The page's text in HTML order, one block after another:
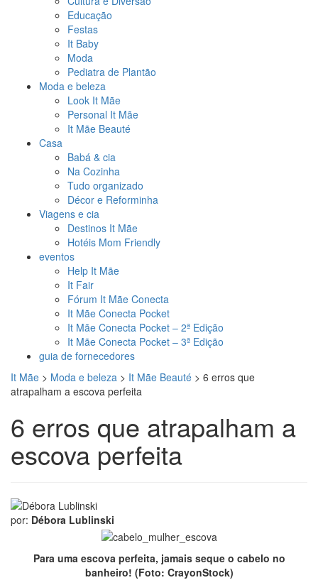
Educação
Festas
It Baby
Moda
Pediatra de Plantão
Moda e beleza
Look It Mãe
Personal It Mãe
It Mãe Beauté
Casa
Babá & cia
Na Cozinha
Tudo organizado
Décor e Reforminha
Viagens e cia
Destinos It Mãe
Hotéis Mom Friendly
eventos
Help It Mãe
It Fair
Fórum It Mãe Conecta
It Mãe Conecta Pocket
It Mãe Conecta Pocket – 2ª Edição
It Mãe Conecta Pocket – 3ª Edição
guia de fornecedores
It Mãe > Moda e beleza > It Mãe Beauté > 6 erros que
atrapalham a escova perfeita
6 erros que atrapalham a
escova perfeita
por: Débora Lublinski
Para uma escova perfeita, jamais seque o cabelo no
banheiro! (Foto: CrayonStock)